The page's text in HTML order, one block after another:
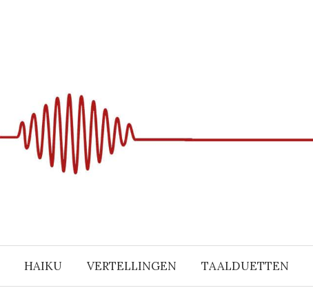
HAIKU VERTELLINGEN TAALDUETTEN